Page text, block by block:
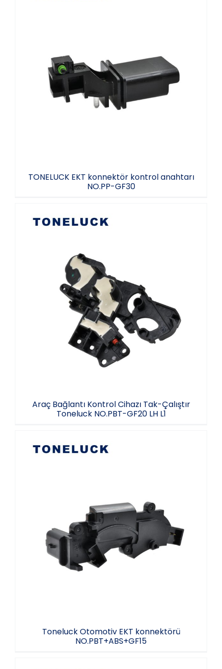
TONELUCK EKT konnektör kontrol
anahtarı NO.PP-GF30
TONELUCK EKT konnektör kontrol anahtarı
NO.PP-GF30
Araç Bağlantı Kontrol Cihazı Tak-Çalıştır
Toneluck NO.PBT-GF20 LH L1
Araç Bağlantı Kontrol Cihazı Tak-Çalıştır
Toneluck NO.PBT-GF20 LH L1
Toneluck Otomotiv EKT konnektörü
NO.PBT+ABS+GF15
Toneluck Otomotiv EKT konnektörü
NO.PBT+ABS+GF15